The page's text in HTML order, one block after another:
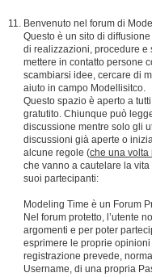
Benvenuto nel forum di
Questo è un sito di
di realizzazioni, procedure e
mettere in contatto persone
scambiarsi idee, cercare di
aiuto in campo Modellisitco.
Questo spazio è aperto a
gratutito. Chiunque può
discussione mentre solo gli
discussioni già aperte o
alcune regole (che una volta
che vanno a cautelare la
suoi partecipanti:
Modeling Time è un Forum
Nel forum protetto, l’utente
argomenti e per poter
esprimere le proprie
registrazione prevede,
Username, di una propria